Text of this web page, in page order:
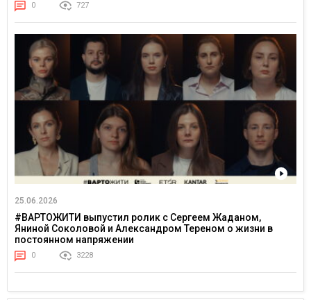
0 727
25.06.2026
#ВАРТОЖИТИ выпустил ролик с Сергеем Жаданом,
Яниной Соколовой и Александром Тереном о жизни в
постоянном напряжении
0 3228